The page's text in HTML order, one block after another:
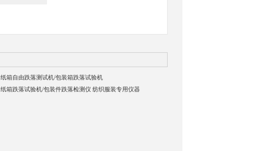
纸箱自由跌落测试机/包装箱跌落试验机
纸箱跌落试验机/包装件跌落检测仪 纺织服装专用仪器